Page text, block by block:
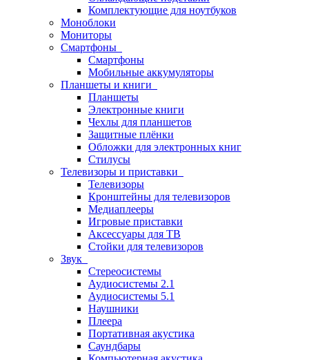
Комплектующие для ноутбуков
Моноблоки
Мониторы
Смартфоны
Смартфоны
Мобильные аккумуляторы
Планшеты и книги
Планшеты
Электронные книги
Чехлы для планшетов
Защитные плёнки
Обложки для электронных книг
Стилусы
Телевизоры и приставки
Телевизоры
Кронштейны для телевизоров
Медиаплееры
Игровые приставки
Аксессуары для ТВ
Стойки для телевизоров
Звук
Стереосистемы
Аудиосистемы 2.1
Аудиосистемы 5.1
Наушники
Плеера
Портативная акустика
Саундбары